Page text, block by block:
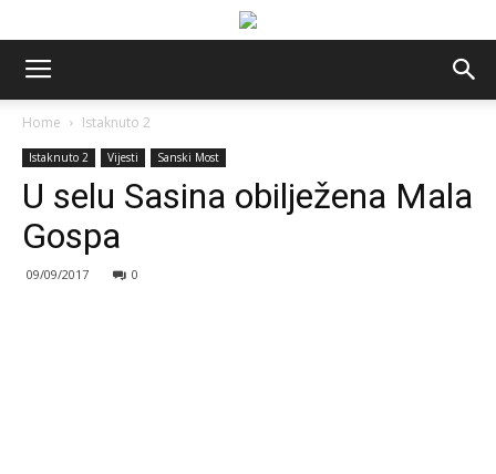
Home Istaknuto 2
Istaknuto 2 Vijesti Sanski Most
U selu Sasina obilježena Mala
Gospa
09/09/2017 0